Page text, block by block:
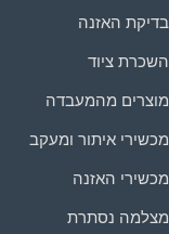
בדיקת האזנה
השכרת ציוד
מוצרים מהמעבדה
מכשירי איתור ומעקב
מכשירי האזנה
מצלמה נסתרת